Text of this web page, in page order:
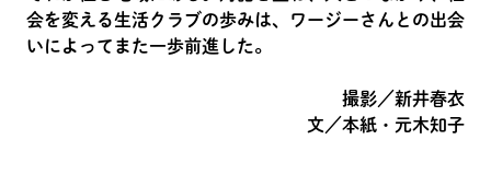
会を変える生活クラブの歩みは、ワージーさんとの出会
いによってまた一歩前進した。
撮影／新井春衣
文／本紙・元木知子